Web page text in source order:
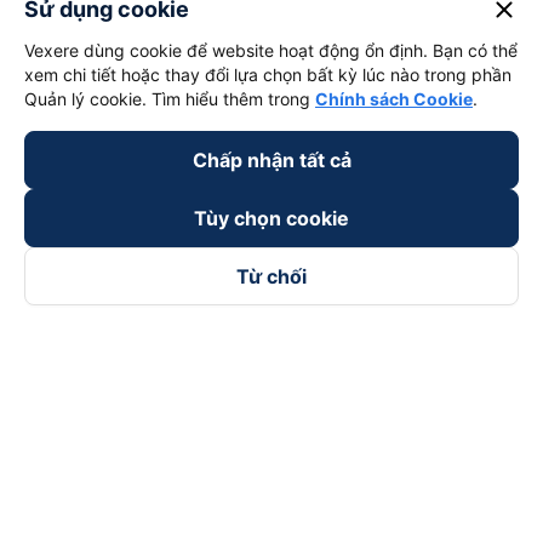
Sử dụng cookie close
Vexere dùng cookie để website hoạt động ổn định. Bạn có thể
xem chi tiết hoặc thay đổi lựa chọn bất kỳ lúc nào trong phần
Quản lý cookie. Tìm hiểu thêm trong Chính sách Cookie.
Chấp nhận tất cả
Tùy chọn cookie
Từ chối